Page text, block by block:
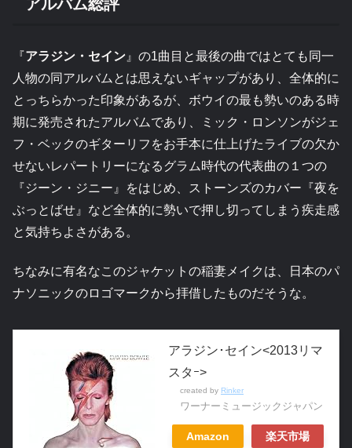
アルバム総評
『アラジン・セイン 』の1曲目と最後の曲ではとても同一
人物の同アルバムとは思えないギャップがあり、全体的に
とっちらかった印象があるが、ボウイの最も勢いのある時
期に発売されたアルバムであり、ミック・ロンソンがジェ
フ・ベックのギターリフをお手本に仕上げたライブの欠か
せないレパートリーになるグラム時代の代表曲の１つの
『ジーン・ジニー』をはじめ、ストーンズのカバー『夜を
ぶっとばせ』など全体的に勢いで押し切ってしまう疾走感
と気持ちよさがある。
ちなみに有名なこのジャケットの稲妻メイクは、日本のパ
ナソニックのロゴマークから拝借したものだそうな。
アラジン･セイン<2013リマ
スタｰ>
created by Rinker
ワーナーミュージックジャパン
Amazon 楽天市場